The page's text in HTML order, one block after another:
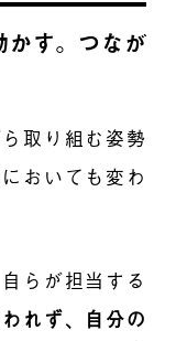
かす。つなが
取り組む姿勢
おいても変わ
らが担当する
れず、自分の